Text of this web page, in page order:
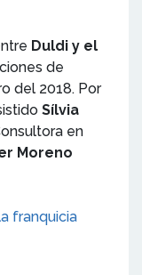
Duldi y el
de
del 2018. Por
Sílvia
en
Moreno
franquicia